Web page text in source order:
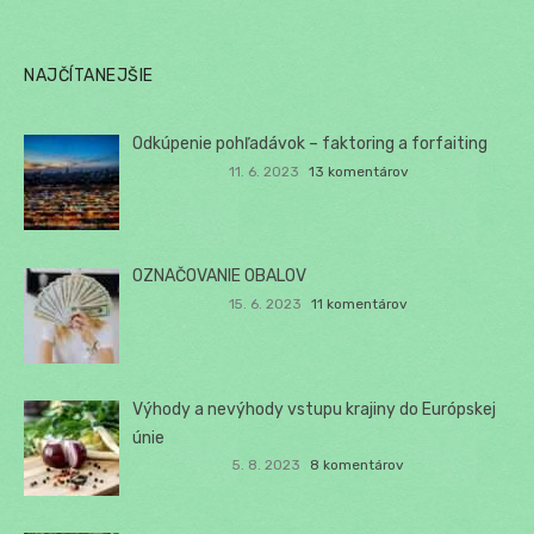
NAJČÍTANEJŠIE
Odkúpenie pohľadávok – faktoring a forfaiting
11. 6. 2023 13 komentárov
OZNAČOVANIE OBALOV
15. 6. 2023 11 komentárov
Výhody a nevýhody vstupu krajiny do Európskej
únie
5. 8. 2023 8 komentárov